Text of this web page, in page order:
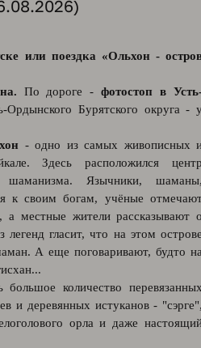
или поездка «Ольхон -
По дороге -фотостоп в
Ордынского Бурятского округа -
- одно из самых живописных
Здесь расположился
шаманизма. Язычники,
к своим богам, учёные
а местные жители рассказывают
гласит, что на этом
А еще поговаривают, будто
количество
и деревянных истуканов -
орла и даже